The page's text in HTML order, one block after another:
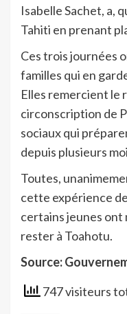
Isabelle Sachet, a,
Tahiti en prenant
Ces trois journées
familles qui en
Elles remercient le
circonscription de
sociaux qui
depuis plusieurs
Toutes,
cette expérience
certains jeunes ont
rester à Toahotu.
Source:
747 visiteurs